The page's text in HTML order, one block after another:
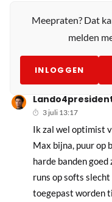
Meepraten? Dat
melden
INLOGGEN
3 juli 13:17
Ik zal wel optimist
Max bijna, puur op
harde banden
runs op softs
toegepast worden